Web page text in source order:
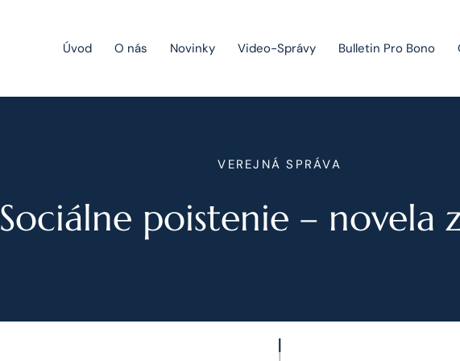
Úvod O nás Novinky Video-Správy Bulletin Pro Bono
Fúzie a akvizície
Právo obchodných spoločností
VEREJNÁ SPRÁVA
Sociálne poistenie – novela